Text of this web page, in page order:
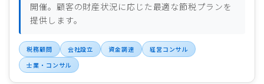
開催。顧客の財産状況に応じた最適な節税プランを
提供します。
税務顧問 会社設立 資金調達
経営コンサル
士業・コンサル